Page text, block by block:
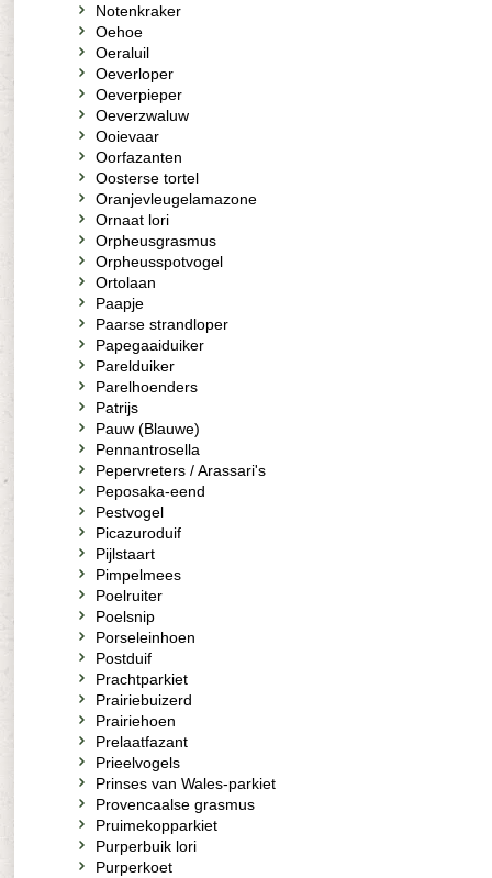
Notenkraker
Oehoe
Oeraluil
Oeverloper
Oeverpieper
Oeverzwaluw
Ooievaar
Oorfazanten
Oosterse tortel
Oranjevleugelamazone
Ornaat lori
Orpheusgrasmus
Orpheusspotvogel
Ortolaan
Paapje
Paarse strandloper
Papegaaiduiker
Parelduiker
Parelhoenders
Patrijs
Pauw (Blauwe)
Pennantrosella
Pepervreters / Arassari's
Peposaka-eend
Pestvogel
Picazuroduif
Pijlstaart
Pimpelmees
Poelruiter
Poelsnip
Porseleinhoen
Postduif
Prachtparkiet
Prairiebuizerd
Prairiehoen
Prelaatfazant
Prieelvogels
Prinses van Wales-parkiet
Provencaalse grasmus
Pruimekopparkiet
Purperbuik lori
Purperkoet